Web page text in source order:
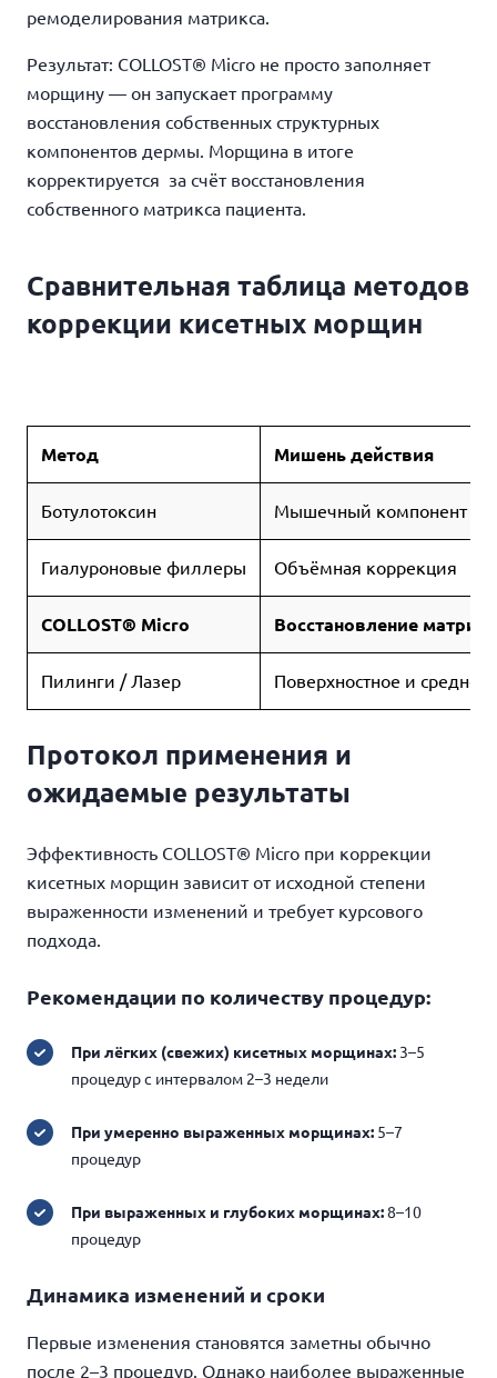
ремоделирования матрикса.
Результат: COLLOST® Micro не просто заполняет
морщину — он запускает программу
восстановления собственных структурных
компонентов дермы. Морщина в итоге
корректируется за счёт восстановления
собственного матрикса пациента.
Сравнительная таблица методов
коррекции кисетных морщин
Метод Мишень действия
Ботулотоксин Мышечный компонент
Гиалуроновые филлеры Объёмная коррекция
COLLOST® Micro Восстановление
Пилинги / Лазер Поверхностное и
Протокол применения и
ожидаемые результаты
Эффективность COLLOST® Micro при коррекции
кисетных морщин зависит от исходной степени
выраженности изменений и требует курсового
подхода.
Рекомендации по количеству процедур:
При лёгких (свежих) кисетных морщинах: 3–5
процедур с интервалом 2–3 недели
При умеренно выраженных морщинах: 5–7
процедур
При выраженных и глубоких морщинах:8–10
процедур
Динамика изменений и сроки
Первые изменения становятся заметны обычно
после 2–3 процедур. Однако наиболее выраженные